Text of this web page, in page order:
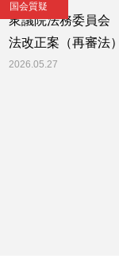
国会質疑
衆議院法務委員
法改正案（再審法
2026.05.27